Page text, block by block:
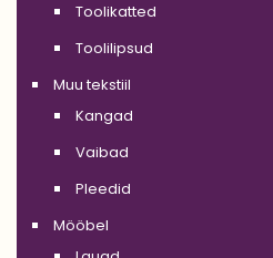
Toolikatted
Toolilipsud
Muu tekstiil
Kangad
Vaibad
Pleedid
Mööbel